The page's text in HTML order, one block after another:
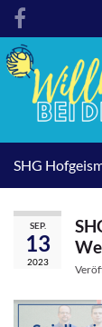
SHG
SEP.
13
2023